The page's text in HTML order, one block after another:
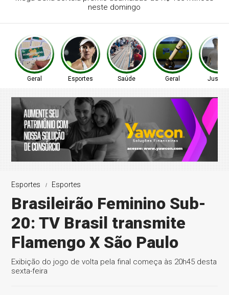
segundo semestre
Geral Esportes Saúde Geral Justiça
Esportes Esportes
Brasileirão Feminino Sub-
20: TV Brasil transmite
Flamengo X São Paulo
Exibição do jogo de volta pela final começa às 20h45 desta
sexta-feira